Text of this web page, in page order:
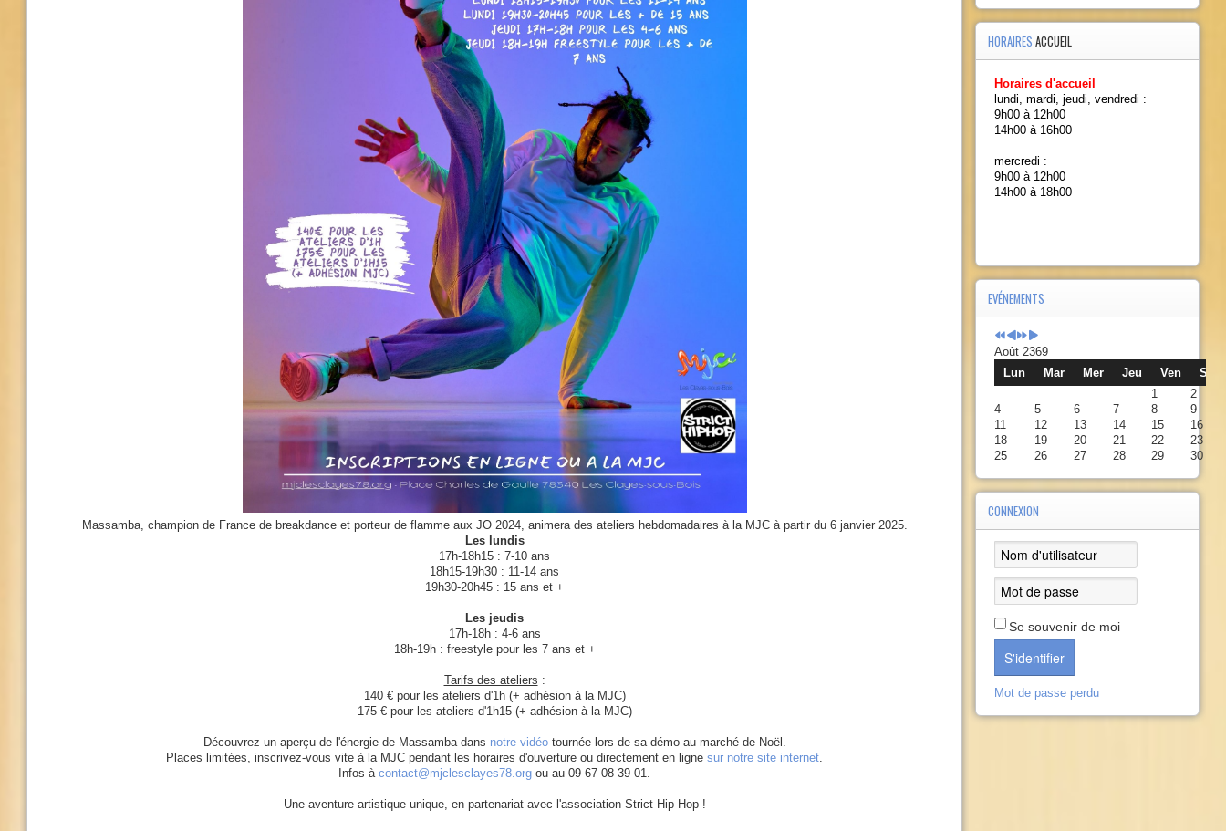
Massamba, champion de France de breakdance et porteur de flamme aux JO 2024, animera des ateliers hebdomadaires à la MJC à partir du 6 janvier 2025.
Les lundis
17h-18h15 : 7-10 ans
18h15-19h30 : 11-14 ans
19h30-20h45 : 15 ans et +
Les jeudis
17h-18h : 4-6 ans
18h-19h : freestyle pour les 7 ans et +
Tarifs des ateliers :
140 € pour les ateliers d'1h (+ adhésion à la MJC)
175 € pour les ateliers d'1h15 (+ adhésion à la MJC)
Découvrez un aperçu de l'énergie de Massamba dans notre vidéotournée lors de sa démo au marché de Noël.
Places limitées, inscrivez-vous vite à la MJC pendant les horaires d'ouverture ou directement en ligne sur notre site internet.
Infos à contact@mjclesclayes78.org ou au 09 67 08 39 01.
Une aventure artistique unique, en partenariat avec l'association Strict Hip Hop !
HORAIRES ACCUEIL
Horaires d'accueil
lundi, mardi, jeudi, vendredi :
9h00 à 12h00
14h00 à 16h00
mercredi :
9h00 à 12h00
14h00 à 18h00
EVÉNEMENTS
Août 2369
Lun
Mar Mer Jeu Ven
Sam
1
2
4
5 6 7 8
9
11
12 13 14 15
16
18
19 20 21 22
23
25
26 27 28 29 30
CONNEXION
Se souvenir de moi
S'identifier
Mot de passe perdu